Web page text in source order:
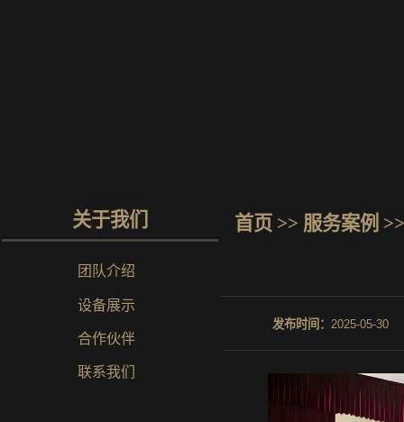
关于我们
团队介绍
设备展示
合作伙伴
联系我们
首页 >> 服务案例 >>
发布时间： 2025-05-30